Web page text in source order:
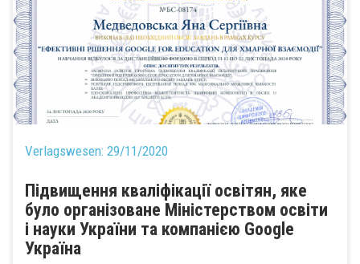
Verlagswesen: 29/11/2020
Підвищення кваліфікації освітян, яке
було організоване Міністерством освіти
і науки України та компанією Google
Україна